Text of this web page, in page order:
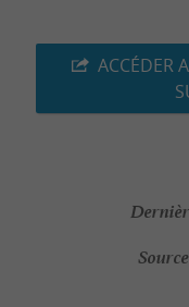
ACCÉDER